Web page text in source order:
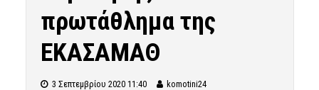
πρωτάθλημα της
ΕΚΑΣΑΜΑΘ
3 Σεπτεμβρίου 2020 11:40 komotini24